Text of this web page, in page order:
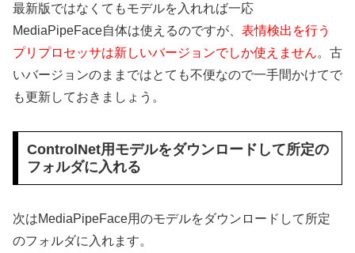
最新版ではなくてもモデルを入れれば一応
MediaPipeFace自体は使えるのですが、 表情検出を行う
プリプロセッサは新しいバージョンでしか使えません。古
いバージョンのままではとても不便なので一手間かけてで
も更新しておきましょう。
ControlNet用モデルをダウンロードして所定の
フォルダに入れる
次はMediaPipeFace用のモデルをダウンロードして所定
のフォルダに入れます。